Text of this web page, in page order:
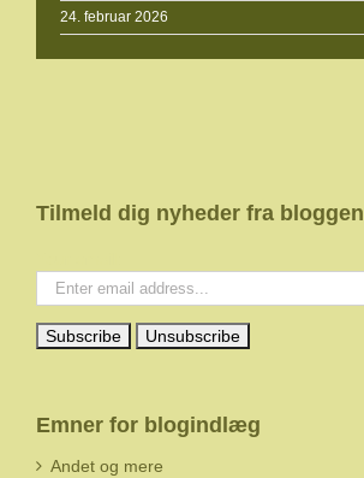
24. februar 2026
Tilmeld dig nyheder fra bloggen
Emner for blogindlæg
Andet og mere